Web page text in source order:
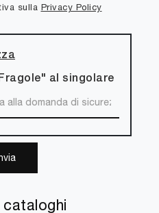
sulla Privacy Policy
al singolare